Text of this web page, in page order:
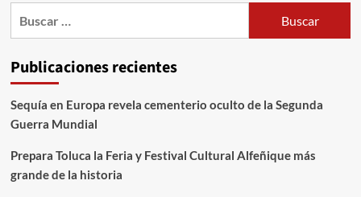
Publicaciones recientes
Sequía en Europa revela cementerio oculto de la Segunda
Guerra Mundial
Prepara Toluca la Feria y Festival Cultural Alfeñique más
grande de la historia